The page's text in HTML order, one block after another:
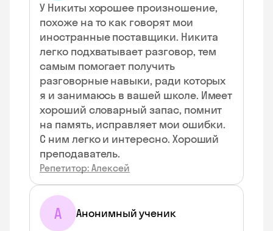
У Никиты хорошее произношение,
похоже на то как говорят мои
иностранные поставщики. Никита
легко подхватывает разговор, тем
самым помогает получить
разговорные навыки, ради которых
я и занимаюсь в вашей школе. Имеет
хороший словарный запас, помнит
на память, исправляет мои ошибки.
С ним легко и интересно. Хороший
преподаватель.
Репетитор: Алексей
А
Анонимный ученик